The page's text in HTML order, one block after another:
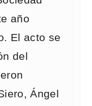
año
El acto se
del
Ángel